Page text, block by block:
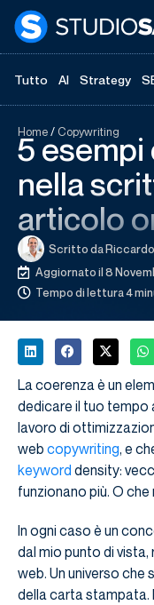
Tutto AI Strategy
Home/ Copywriting
5 esempi
nella
articolo
Scritto da
Aggiornato il 8
Tempo di lettura 4
La coerenza è un
dedicare il tuo tempo
lavoro di
web copywriting, e
keyword density:
funzionano più. O
In ogni caso è un
dal mio punto di vista,
web. Un universo che
della carta stampata.